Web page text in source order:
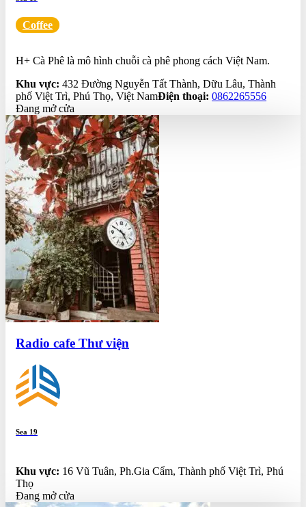
Coffee
H+ Cà Phê là mô hình chuỗi cà phê phong cách Việt Nam.
Khu vực: 432 Đường Nguyễn Tất Thành, Dữu Lâu, Thành
phố Việt Trì, Phú Thọ, Việt NamĐiện thoại: 0862265556
Đang mở cửa
Radio cafe Thư viện
Sea 19
Khu vực: 16 Vũ Tuân, Ph.Gia Cẩm, Thành phố Việt Trì, Phú
Thọ
Đang mở cửa